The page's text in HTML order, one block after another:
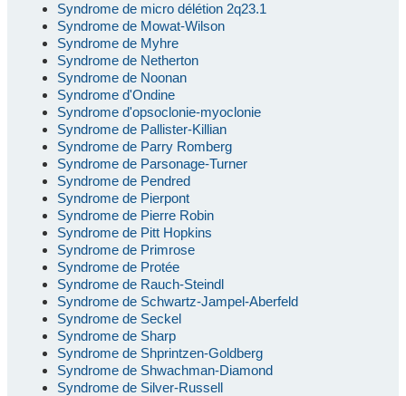
Syndrome de micro délétion 2q23.1
Syndrome de Mowat-Wilson
Syndrome de Myhre
Syndrome de Netherton
Syndrome de Noonan
Syndrome d'Ondine
Syndrome d'opsoclonie-myoclonie
Syndrome de Pallister-Killian
Syndrome de Parry Romberg
Syndrome de Parsonage-Turner
Syndrome de Pendred
Syndrome de Pierpont
Syndrome de Pierre Robin
Syndrome de Pitt Hopkins
Syndrome de Primrose
Syndrome de Protée
Syndrome de Rauch-Steindl
Syndrome de Schwartz-Jampel-Aberfeld
Syndrome de Seckel
Syndrome de Sharp
Syndrome de Shprintzen-Goldberg
Syndrome de Shwachman-Diamond
Syndrome de Silver-Russell